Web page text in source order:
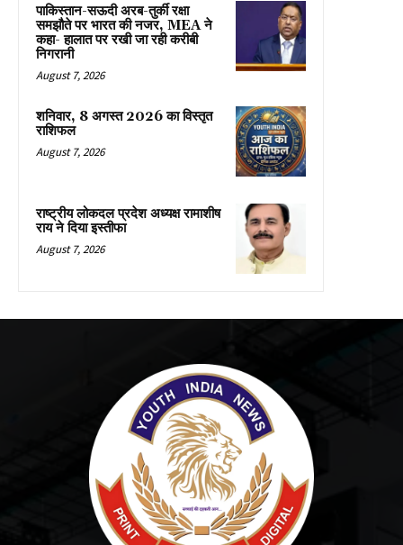
पाकिस्तान-सऊदी अरब-तुर्की रक्षा
समझौते पर भारत की नजर, MEA ने
कहा- हालात पर रखी जा रही करीबी
निगरानी
August 7, 2026
शनिवार, 8 अगस्त 2026 का विस्तृत
राशिफल
August 7, 2026
राष्ट्रीय लोकदल प्रदेश अध्यक्ष रामाशीष
राय ने दिया इस्तीफा
August 7, 2026